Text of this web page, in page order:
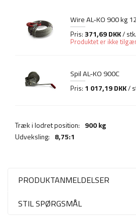
Wire AL-KO 900 kg
Pris: 371,69 DKK/ stk.
Produktet er ikke
Spil AL-KO 900C
Pris: 1 017,19 DKK/
Træk i lodret position: 900 kg
Udveksling: 8,75:1
PRODUKTANMELDELSER
STIL SPØRGSMÅL